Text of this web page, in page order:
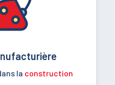
la construction